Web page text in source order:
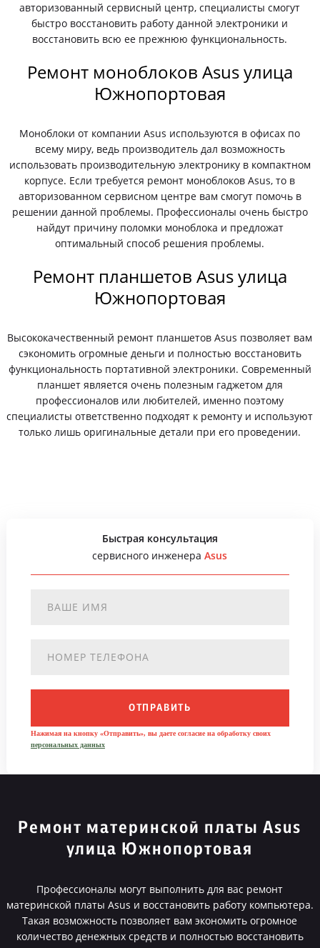
авторизованный сервисный центр, специалисты смогут
быстро восстановить работу данной электроники и
восстановить всю ее прежнюю функциональность.
Ремонт моноблоков Asus улица
Южнопортовая
Моноблоки от компании Asus используются в офисах по
всему миру, ведь производитель дал возможность
использовать производительную электронику в компактном
корпусе. Если требуется ремонт моноблоков Asus, то в
авторизованном сервисном центре вам смогут помочь в
решении данной проблемы. Профессионалы очень быстро
найдут причину поломки моноблока и предложат
оптимальный способ решения проблемы.
Ремонт планшетов Asus улица
Южнопортовая
Высококачественный ремонт планшетов Asus позволяет вам
сэкономить огромные деньги и полностью восстановить
функциональность портативной электроники. Современный
планшет является очень полезным гаджетом для
профессионалов или любителей, именно поэтому
специалисты ответственно подходят к ремонту и используют
только лишь оригинальные детали при его проведении.
Быстрая консультация
сервисного инженераAsus
ОТПРАВИТЬ
Нажимая на кнопку «Отправить», вы даете согласие на обработку своих
персональных данных
Ремонт материнской платы Asus
улица Южнопортовая
Профессионалы могут выполнить для вас ремонт
материнской платы Asus и восстановить работу компьютера.
Такая возможность позволяет вам экономить огромное
количество денежных средств и полностью восстановить